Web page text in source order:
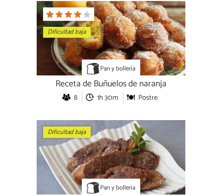
Dificultad baja
Pan y bollería
Receta de Buñuelos de naranja
8 1h 30m Postre
Dificultad baja
Pan y bollería